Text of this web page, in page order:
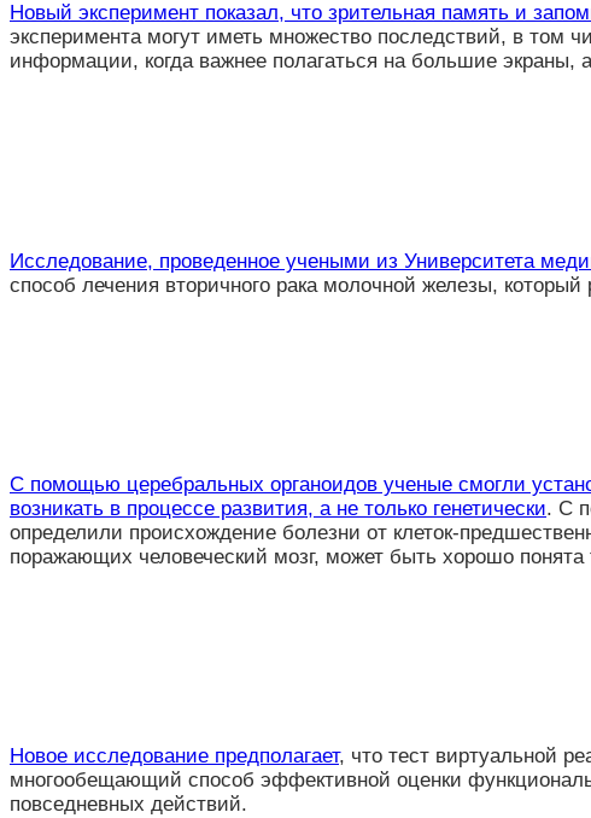
Новый эксперимент показал, что зрительная память и
эксперимента могут иметь множество последствий, в том
информации, когда важнее полагаться на большие экраны,
Исследование, проведенное учеными из Университета
способ лечения вторичного рака молочной железы,
С помощью церебральных органоидов ученые смогли
возникать в процессе развития, а не только генетически. С
определили происхождение болезни от клеток-
поражающих человеческий мозг, может быть хорошо понята
Новое исследование предполагает, что тест виртуальной
многообещающий способ эффективной оценки
повседневных действий.